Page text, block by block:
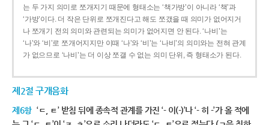
는 두 가지 의미로 쪼개지기 때문에 형태소는 ‘책가방’이 아니라 ‘책’과
‘가방’이다. 더 작은 단위로 쪼개진다고 해도 쪼갰을 때 의미가 없어지거
나 쪼개기 전의 의미와 관련되는 의미가 없어지면 안 된다. ‘나비’는
‘나’와 ‘비’로 쪼개어지지만 이때 ‘나’와 ‘비’는 ‘나비’의 의미와는 전혀 관계
가 없으므로 ‘나비’는 더 이상 쪼갤 수 없는 의미 단위, 즉 형태소가 된다.
제2절 구개음화
제6항 ‘ㄷ, ㅌ’ 받침 뒤에 종속적 관계를 가진 ‘- 이(-)’나 ‘- 히 -’가 올 적에